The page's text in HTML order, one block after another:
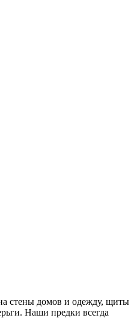
стены домов и одежду, щиты
Наши предки всегда